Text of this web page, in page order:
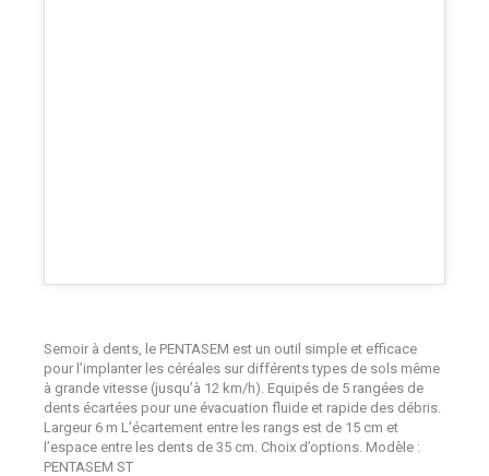
Semoir à dents, le PENTASEM est un outil simple et efficace
pour l’implanter les céréales sur différents types de sols même
à grande vitesse (jusqu’à 12 km/h). Equipés de 5 rangées de
dents écartées pour une évacuation fluide et rapide des débris.
Largeur 6 m L’écartement entre les rangs est de 15 cm et
l’espace entre les dents de 35 cm. Choix d’options. Modèle :
PENTASEM ST